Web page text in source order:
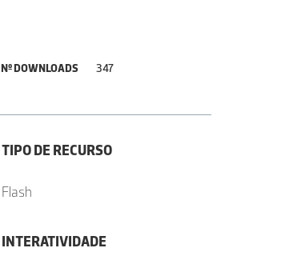
Nº DOWNLOADS 347
TIPO DE RECURSO
Flash
INTERATIVIDADE